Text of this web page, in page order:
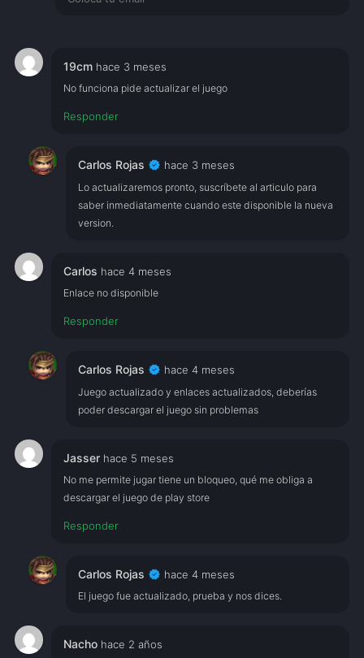
19cm hace 3 meses
No funciona pide actualizar el juego
Responder
Carlos Rojas verified hace 3 meses
Lo actualizaremos pronto, suscríbete al articulo para
saber inmediatamente cuando este disponible la nueva
version.
Carlos hace 4 meses
Enlace no disponible
Responder
Carlos Rojas verified hace 4 meses
Juego actualizado y enlaces actualizados, deberías
poder descargar el juego sin problemas
Jasser hace 5 meses
No me permite jugar tiene un bloqueo, qué me obliga a
descargar el juego de play store
Responder
Carlos Rojas verified hace 4 meses
El juego fue actualizado, prueba y nos dices.
Nacho hace 2 años